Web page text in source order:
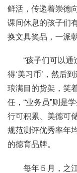
鲜活，传递着崇德
课间休息的孩子们
换文具奖品，一派
“孩子们可以
得‘美习币’，然后
琅满目的货架，笑
任，“业务员”则是
行可积累、美德可
规范测评优秀率年
的德育品牌。
每年５月，之